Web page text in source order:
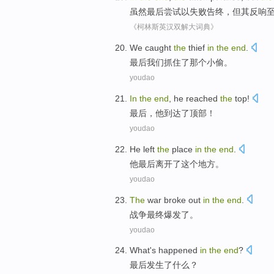
虽然最后尝试以失败告终 ， 但其反响
《柯林斯英汉双解大词典》
We caught the thief in the end
最后我们抓住了那个小偷。
youdao
In the end he reached the top!
最后 ， 他到达了顶部！
youdao
He left the place in the end
他最后离开了这个地方。
youdao
The war broke out in the end
战争最终爆发了。
youdao
What's happened in the end?
最后发生了什么 ？